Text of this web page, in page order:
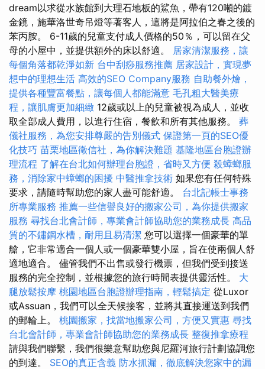
dream以求從水族館到大理石地板的鯊魚，帶有120噸的鍍
金鏡，施華洛世奇吊燈等著客人，這將是阿拉伯之春之後的
苯丙胺。 6-11歲的兒童支付成人價格的50％，可以留在父
母的小屋中，並提供額外的床以舒適。 居家清潔服務，讓
每個角落都乾淨如新 台中刮痧服務推薦 居家設計，實現夢
想中的理想生活 高效的SEO Company服務 自助餐外燴，
提供各種豐富餐點，讓每個人都能滿意 毛孔粗大醫美療
程，讓肌膚更加細緻 12歲或以上的兒童被視為成人，並收
取全部成人費用，以進行住宿，餐飲和所有其他服務。 葬
儀社服務，為您安排尊嚴的告別儀式 保證第一頁的SEO優
化技巧 苗栗地區徵信社，為你解決難題 基隆地區台胞證辦
理流程 了解在台北如何辦理台胞證，省時又方便 殺蟑螂服
務，消除家中蟑螂的困擾 中醫推拿技術 如果您有任何特殊
要求，請隨時幫助您的家人盡可能舒適。 台北記帳士事務
所專業服務 推薦一些信譽良好的搬家公司，為你提供搬家
服務 尋找台北會計師，專業會計師協助您的業務成長 高品
質的不鏽鋼水槽，耐用且易清潔 您可以選擇一個豪華的單
艙，它非常適合一個人或一個豪華雙小屋，旨在使兩個人舒
適地適合。 儘管我們不出售或發行機票，但我們受到接送
服務的完全控制，並根據您的旅行時間表提供靈活性。 大
腿放鬆按摩 桃園地區台胞證辦理指南，輕鬆搞定 從Luxor
或Assuan，我們可以全天候接客，並將其直接運送到我們
的郵輪上。 桃園搬家，找當地搬家公司，方便又實惠 尋找
台北會計師，專業會計師協助您的業務成長 整復推拿療程
請與我們聯繫，我們很樂意幫助您與尼羅河旅行計劃協調您
的到達。 SEO的真正含義 防水抓漏，徹底解決您家中的漏